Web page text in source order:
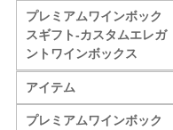
プレミアムワインボック
スギフト-カスタムエレガ
ントワインボックス
アイテム
プレミアムワインボック